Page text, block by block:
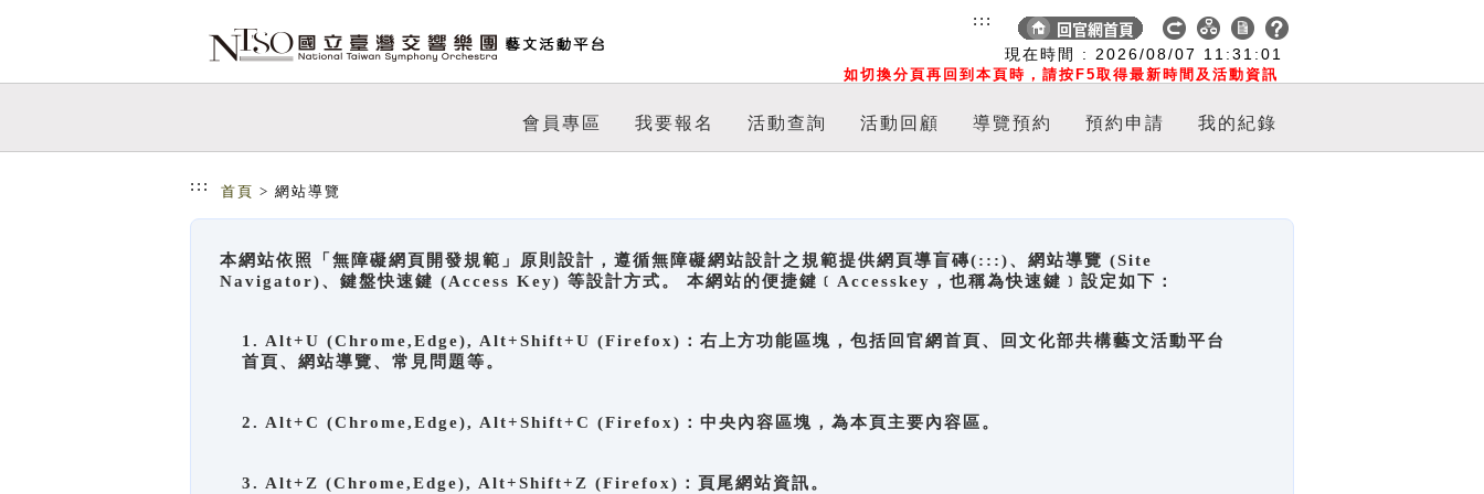
現在時間 : 2026/08/07 11:31:01
如切換分頁再回到本頁時，請按F5取得最新時間及活動資訊
:::
會員專區 我要報名 活動查詢 活動回顧 導覽預約 預約申請 我的紀錄
::: 首頁 > 網站導覽
本網站依照「無障礙網頁開發規範」原則設計，遵循無障礙網站設計之規範提供網頁導盲磚(:::)、網站導覽 (Site
Navigator)、鍵盤快速鍵 (Access Key) 等設計方式。 本網站的便捷鍵﹝Accesskey，也稱為快速鍵﹞設定如下：
1. Alt+U (Chrome,Edge), Alt+Shift+U (Firefox)：右上方功能區塊，包括回官網首頁、回文化部共構藝文活動平台
首頁、網站導覽、常見問題等。
2. Alt+C (Chrome,Edge), Alt+Shift+C (Firefox)：中央內容區塊，為本頁主要內容區。
3. Alt+Z (Chrome,Edge), Alt+Shift+Z (Firefox)：頁尾網站資訊。